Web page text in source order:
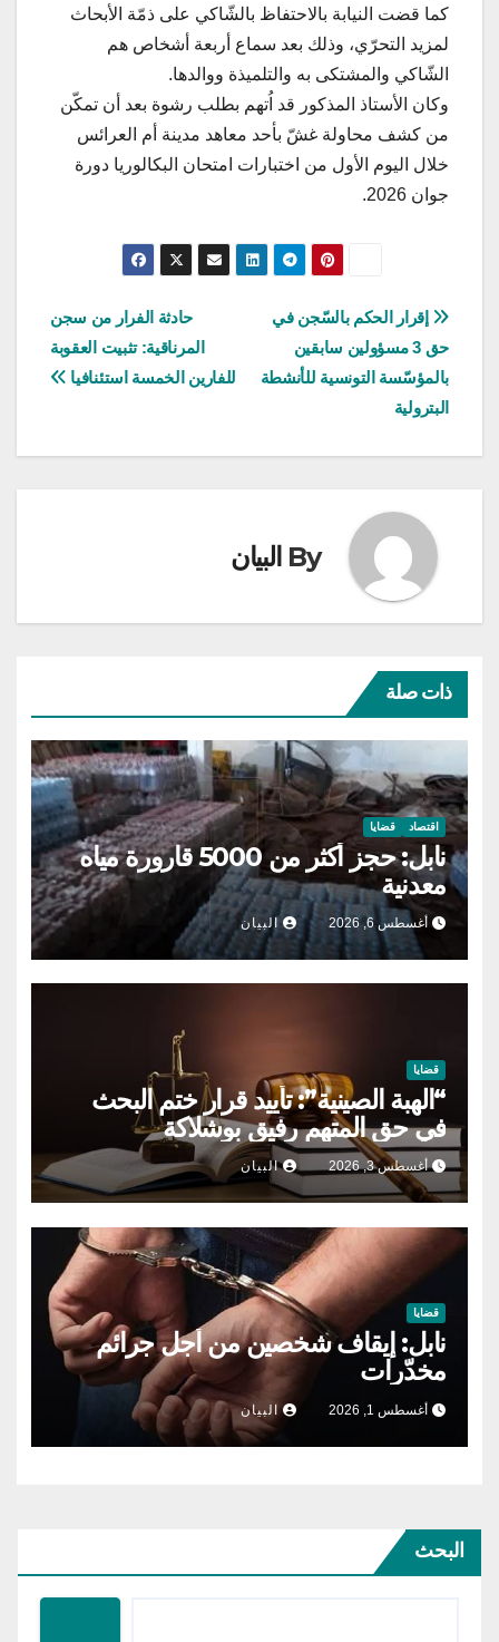
كما قضت النيابة بالاحتفاظ بالشّاكي على ذمّة الأبحاث
لمزيد التحرّي، وذلك بعد سماع أربعة أشخاص هم
الشّاكي والمشتكى به والتلميذة ووالدها.
وكان الأستاذ المذكور قد اُتهم بطلب رشوة بعد أن تمكّن
من كشف محاولة غشّ بأحد معاهد مدينة أم العرائس
خلال اليوم الأول من اختبارات امتحان البكالوريا دورة
جوان 2026.
تصفّح
المقالات
حادثة الفرار من سجن
المرناقية: تثبيت العقوبة
للفارين الخمسة استئنافيا
إقرار الحكم بالسّجن في
حق 3 مسؤولين سابقين
بالمؤسّسة التونسية للأنشطة
البترولية
By البيان
ذات صلة
اقتصاد قضايا
نابل: حجز أكثر من 5000 قارورة مياه
معدنية
أغسطس 6, 2026 البيان
قضايا
“الهبة الصينية”: تأييد قرار ختم البحث
في حق المتهم رفيق بوشلاكة
أغسطس 3, 2026 البيان
قضايا
نابل: إيقاف شخصين من أجل جرائم
مخدّرات
أغسطس 1, 2026 البيان
البحث